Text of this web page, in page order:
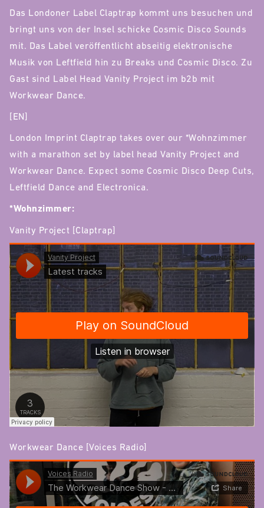
Das Londoner Label Claptrap kommt uns besuchen und
bringt uns von der Insel schicke Cosmic Disco Sounds
mit. Das Label veröffentlicht abseitig elektronische
Musik von Leftfield hin zu Breaks und Cosmic Disco. Zu
Gast sind Label Head Vanity Project im b2b mit
Workwear Dance.
[EN]
London Imprint Claptrap takes over our *Wohnzimmer
with a marathon set by label head Vanity Project and
Workwear Dance. Expect some Cosmic Disco Deep Cuts,
Leftfield Dance and Electronica.
*Wohnzimmer:
Vanity Project [Claptrap]
Workwear Dance [Voices Radio]